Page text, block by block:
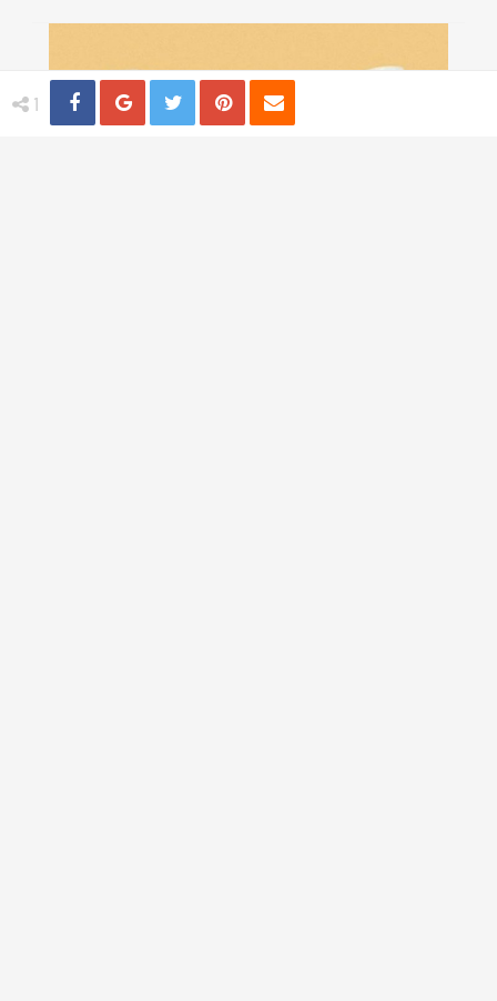
1 Share Distribuie
Tweet Pin